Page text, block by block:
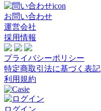
お問い合わせ
運営会社
採用情報
プライバシーポリシー
特定商取引法に基づく表記
利用規約
ログイン